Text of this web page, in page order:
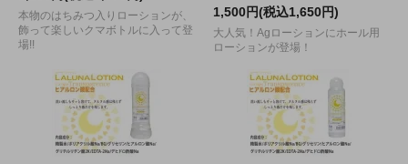
本物のはちみつ入りローションが、
飾って楽しいクマボトルに入って登
場!!
1,500円(税込1,650円)
大人気！Agローションにホール用
ローションが登場！